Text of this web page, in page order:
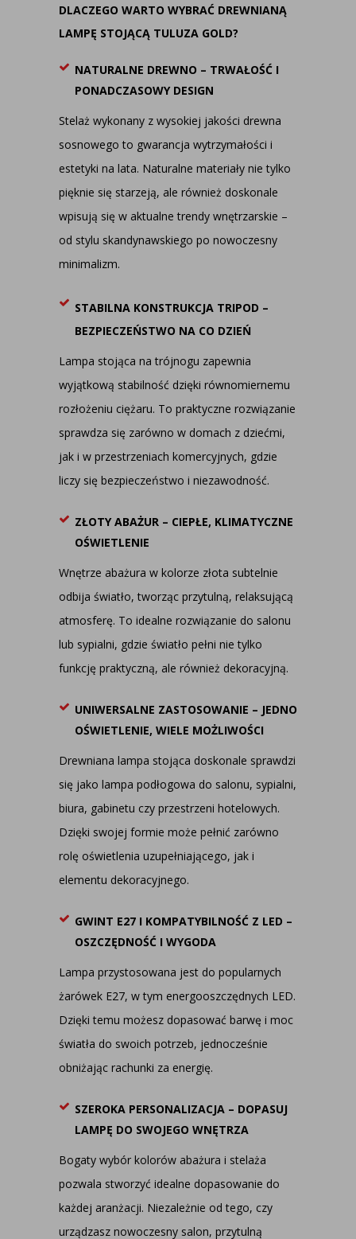
DLACZEGO WARTO WYBRAĆ DREWNIANĄ
LAMPĘ STOJĄCĄ TULUZA GOLD?
NATURALNE DREWNO – TRWAŁOŚĆ I
PONADCZASOWY DESIGN
Stelaż wykonany z wysokiej jakości drewna
sosnowego to gwarancja wytrzymałości i
estetyki na lata. Naturalne materiały nie tylko
pięknie się starzeją, ale również doskonale
wpisują się w aktualne trendy wnętrzarskie –
od stylu skandynawskiego po nowoczesny
minimalizm.
STABILNA KONSTRUKCJA TRIPOD –
BEZPIECZEŃSTWO NA CO DZIEŃ
Lampa stojąca na trójnogu zapewnia
wyjątkową stabilność dzięki równomiernemu
rozłożeniu ciężaru. To praktyczne rozwiązanie
sprawdza się zarówno w domach z dziećmi,
jak i w przestrzeniach komercyjnych, gdzie
liczy się bezpieczeństwo i niezawodność.
ZŁOTY ABAŻUR – CIEPŁE, KLIMATYCZNE
OŚWIETLENIE
Wnętrze abażura w kolorze złota subtelnie
odbija światło, tworząc przytulną, relaksującą
atmosferę. To idealne rozwiązanie do salonu
lub sypialni, gdzie światło pełni nie tylko
funkcję praktyczną, ale również dekoracyjną.
UNIWERSALNE ZASTOSOWANIE – JEDNO
OŚWIETLENIE, WIELE MOŻLIWOŚCI
Drewniana lampa stojąca doskonale sprawdzi
się jako lampa podłogowa do salonu, sypialni,
biura, gabinetu czy przestrzeni hotelowych.
Dzięki swojej formie może pełnić zarówno
rolę oświetlenia uzupełniającego, jak i
elementu dekoracyjnego.
GWINT E27 I KOMPATYBILNOŚĆ Z LED –
OSZCZĘDNOŚĆ I WYGODA
Lampa przystosowana jest do popularnych
żarówek E27, w tym energooszczędnych LED.
Dzięki temu możesz dopasować barwę i moc
światła do swoich potrzeb, jednocześnie
obniżając rachunki za energię.
SZEROKA PERSONALIZACJA – DOPASUJ
LAMPĘ DO SWOJEGO WNĘTRZA
Bogaty wybór kolorów abażura i stelaża
pozwala stworzyć idealne dopasowanie do
każdej aranżacji. Niezależnie od tego, czy
urządzasz nowoczesny salon, przytulną